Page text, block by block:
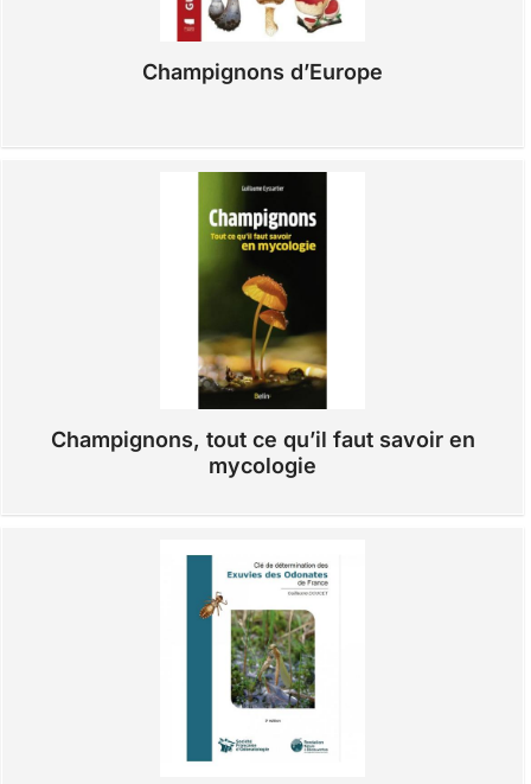
Champignons d’Europe
Champignons, tout ce qu’il faut savoir en
mycologie